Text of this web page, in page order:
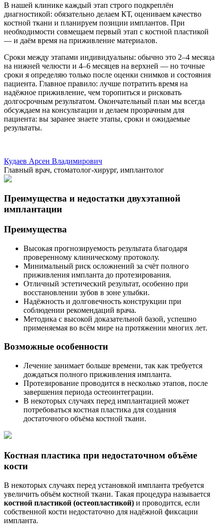
В нашей клинике каждый этап строго подкреплён
диагностикой: обязательно делаем КТ, оцениваем качество
костной ткани и планируем позиции имплантов. При
необходимости совмещаем первый этап с костной пластикой
— и даём время на приживление материалов.
Сроки между этапами индивидуальны: обычно это 2–4 месяца
на нижней челюсти и 4–6 месяцев на верхней — но точные
сроки я определяю только после оценки снимков и состояния
пациента. Главное правило: лучше потратить время на
надёжное приживление, чем торопиться и рисковать
долгосрочным результатом. Окончательный план мы всегда
обсуждаем на консультации и делаем прозрачным для
пациента: вы заранее знаете этапы, сроки и ожидаемые
результаты.
Кудаев Арсен Владимирович
Главный врач, стоматолог-хирург, имплантолог
Преимущества и недостатки двухэтапной
имплантации
Преимущества
Высокая прогнозируемость результата благодаря
проверенному клиническому протоколу.
Минимальный риск осложнений за счёт полного
приживления импланта до протезирования.
Отличный эстетический результат, особенно при
восстановлении зубов в зоне улыбки.
Надёжность и долговечность конструкции при
соблюдении рекомендаций врача.
Методика с высокой доказательной базой, успешно
применяемая во всём мире на протяжении многих лет.
Возможные особенности
Лечение занимает больше времени, так как требуется
дождаться полного приживления импланта.
Протезирование проводится в несколько этапов, после
завершения периода остеоинтеграции.
В некоторых случаях перед имплантацией может
потребоваться костная пластика для создания
достаточного объёма костной ткани.
Костная пластика при недостаточном объёме
кости
В некоторых случаях перед установкой импланта требуется
увеличить объём костной ткани. Такая процедура называется
костной пластикой (остеопластикой) и проводится, если
собственной кости недостаточно для надёжной фиксации
импланта.